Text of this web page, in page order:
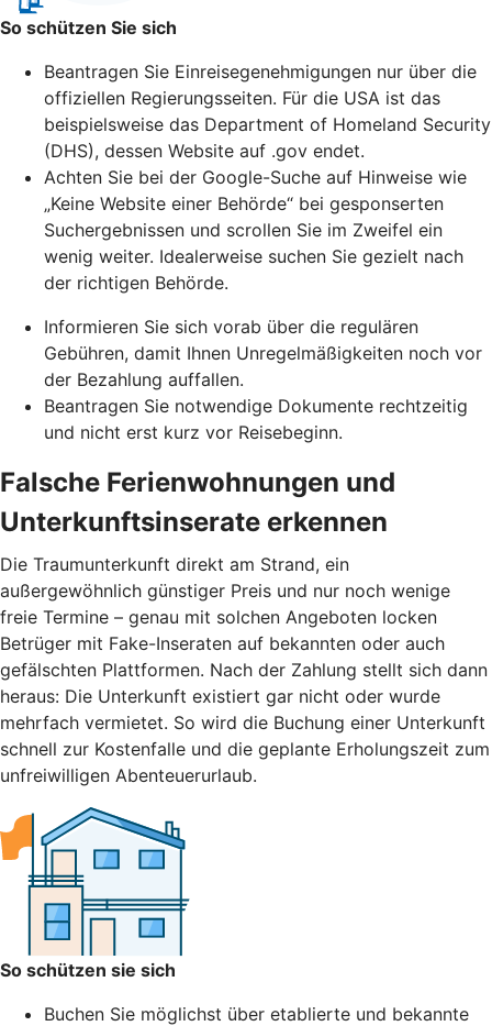
So schützen Sie sich
Beantragen Sie Einreisegenehmigungen nur über die
offiziellen Regierungsseiten. Für die USA ist das
beispielsweise das Department of Homeland Security
(DHS), dessen Website auf .gov endet.
Achten Sie bei der Google-Suche auf Hinweise wie
„Keine Website einer Behörde“ bei gesponserten
Suchergebnissen und scrollen Sie im Zweifel ein
wenig weiter. Idealerweise suchen Sie gezielt nach
der richtigen Behörde.
Informieren Sie sich vorab über die regulären
Gebühren, damit Ihnen Unregelmäßigkeiten noch vor
der Bezahlung auffallen.
Beantragen Sie notwendige Dokumente rechtzeitig
und nicht erst kurz vor Reisebeginn.
Falsche Ferienwohnungen und
Unterkunftsinserate erkennen
Die Traumunterkunft direkt am Strand, ein
außergewöhnlich günstiger Preis und nur noch wenige
freie Termine – genau mit solchen Angeboten locken
Betrüger mit Fake-Inseraten auf bekannten oder auch
gefälschten Plattformen. Nach der Zahlung stellt sich dann
heraus: Die Unterkunft existiert gar nicht oder wurde
mehrfach vermietet. So wird die Buchung einer Unterkunft
schnell zur Kostenfalle und die geplante Erholungszeit zum
unfreiwilligen Abenteuerurlaub.
So schützen sie sich
Buchen Sie möglichst über etablierte und bekannte